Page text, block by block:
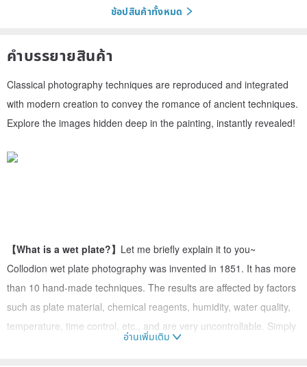
ช้อปสินค้าทั้งหมด
คำบรรยายสินค้า
Classical photography techniques are reproduced and integrated
with modern creation to convey the romance of ancient techniques.
Explore the images hidden deep in the painting, instantly revealed!
【What is a wet plate?】 Let me briefly explain it to you~
Collodion wet plate photography was invented in 1851. It has more
than 10 hand-made techniques. The results are affected by factors
such as plate material, chemical reagents, humidity, water quality,
temperature, time control, etc., and are very uncontrollable. Simply
put, it is the origin of photography.
อ่านเพิ่มเติม